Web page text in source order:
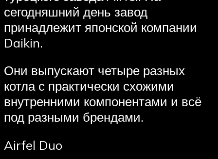
сегодняшний день завод
принадлежит японской компании
Daikin.
Они выпускают четыре разных
котла с практически схожими
внутренними компонентами и всё
под разными брендами.
Airfel Duo